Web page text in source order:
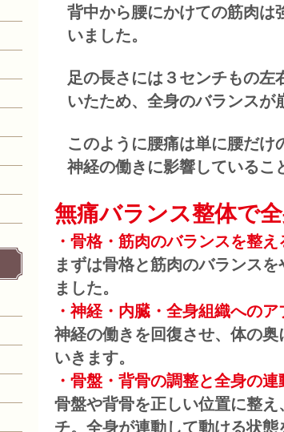
背中から腰にかけての筋肉は
いました。
足の長さには３センチもの左
いたため、全身のバランスが
このように腰痛は単に腰だけ
神経の働きに影響しているこ
無痛バランス整体で
・骨格・筋肉のバランスを整え
まずは骨格と筋肉のバランス
ました。
・神経・内臓・全身組織への
神経の働きを回復させ、体の
いきます。
・骨盤・背骨の調整と全身の連
骨盤や背骨を正しい位置に整
チ。 全身が連動して動ける状態